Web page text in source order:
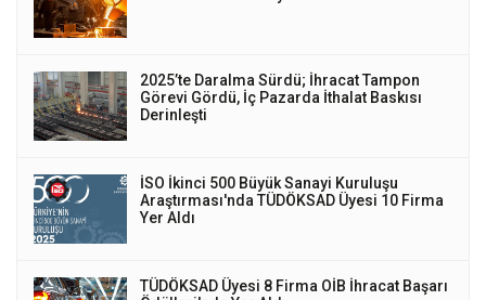
2025’te Daralma Sürdü; İhracat Tampon
Görevi Gördü, İç Pazarda İthalat Baskısı
Derinleşti
İSO İkinci 500 Büyük Sanayi Kuruluşu
Araştırması'nda TÜDÖKSAD Üyesi 10 Firma
Yer Aldı
TÜDÖKSAD Üyesi 8 Firma OİB İhracat Başarı